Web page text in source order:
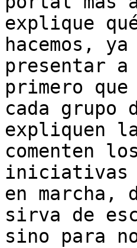
explique
hacemos,
presentar
primero
cada grupo
expliquen
comenten
iniciativas
en marcha,
sirva de
sino para